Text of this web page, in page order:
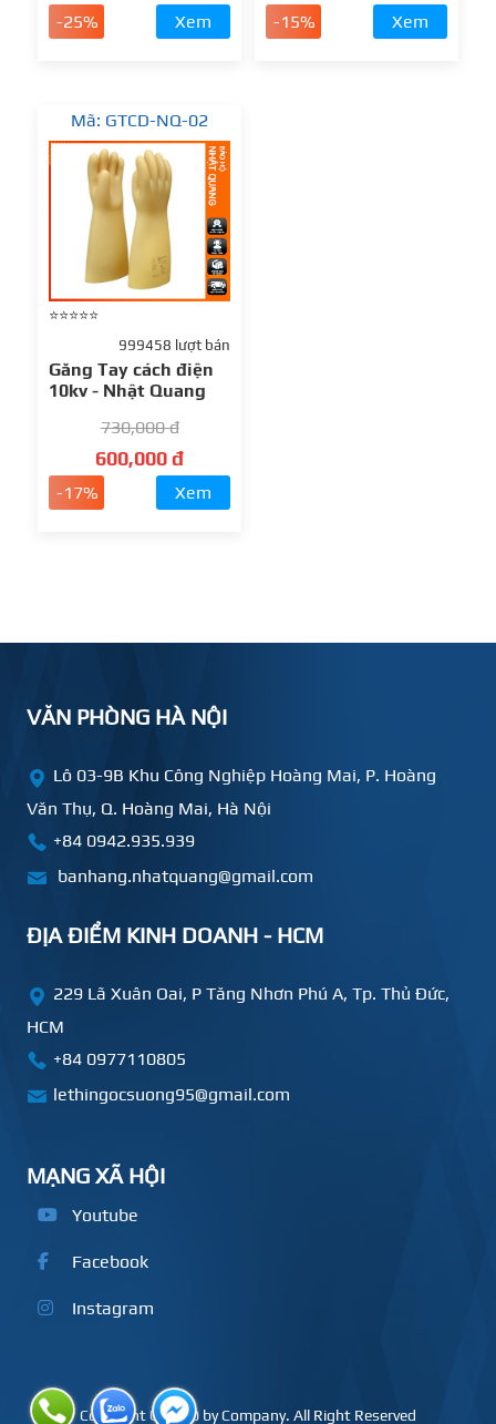
-25% Xem -15% Xem
Mã: GTCD-NQ-02
⭐⭐⭐⭐⭐
999458 lượt bán
Găng Tay cách điện
10kv - Nhật Quang
730,000 đ
600,000 đ
-17% Xem
VĂN PHÒNG HÀ NỘI
Lô 03-9B Khu Công Nghiệp Hoàng Mai, P. Hoàng
Văn Thụ, Q. Hoàng Mai, Hà Nội
+84 0942.935.939
banhang.nhatquang@gmail.com
ĐỊA ĐIỂM KINH DOANH - HCM
229 Lã Xuân Oai, P Tăng Nhơn Phú A, Tp. Thủ Đức,
HCM
+84 0977110805
lethingocsuong95@gmail.com
MẠNG XÃ HỘI
Youtube
Facebook
Instagram
Copyright © 2020 by Company. All Right Reserved